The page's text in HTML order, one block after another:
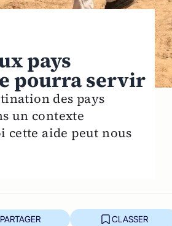
pays
pourra servir
des pays
un contexte
cette aide peut nous
PARTAGER CLASSER